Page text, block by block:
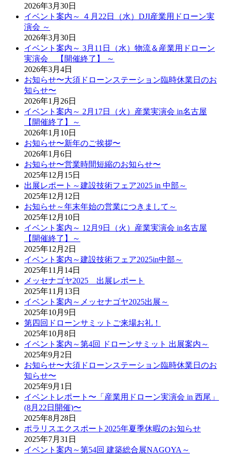
2026年3月30日
イベント案内～ ４月22日（水）DJI産業用ドローン実
演会 ～
2026年3月30日
イベント案内～ 3月11日（水）物流＆産業用ドローン
実演会 【開催終了】 ～
2026年3月4日
お知らせ〜大須ドローンステーション臨時休業日のお
知らせ〜
2026年1月26日
イベント案内～ 2月17日（火）産業実演会 in名古屋
【開催終了】～
2026年1月10日
お知らせ〜新年のご挨拶〜
2026年1月6日
お知らせ〜営業時間短縮のお知らせ〜
2025年12月15日
出展レポート～建設技術フェア2025 in 中部～
2025年12月12日
お知らせ～年末年始の営業につきまして～
2025年12月10日
イベント案内～ 12月9日（火）産業実演会 in名古屋
【開催終了】～
2025年12月2日
イベント案内～建設技術フェア2025in中部～
2025年11月14日
メッセナゴヤ2025 出展レポート
2025年11月13日
イベント案内～メッセナゴヤ2025出展～
2025年10月9日
第四回ドローンサミットご来場お礼！
2025年10月8日
イベント案内～第4回 ドローンサミット 出展案内～
2025年9月2日
お知らせ〜大須ドローンステーション臨時休業日のお
知らせ〜
2025年9月1日
イベントレポート〜「産業用ドローン実演会 in 西尾」
(8月22日開催)〜
2025年8月28日
ポラリスエクスポート2025年夏季休暇のお知らせ
2025年7月31日
イベント案内～第54回 建築総合展NAGOYA～